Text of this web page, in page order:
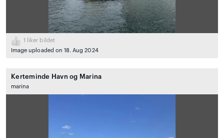
1
liker bildet
Image uploaded on 18. Aug 2024
Kerteminde Havn og Marina
marina